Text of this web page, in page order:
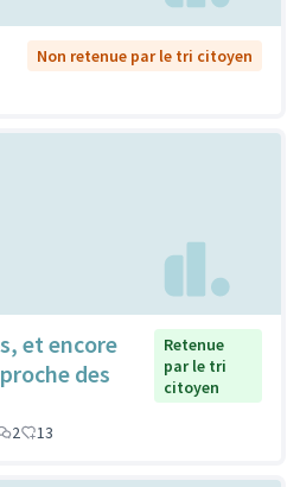
Non retenue par le tri citoyen
et encore
des
Retenue
par le tri
citoyen
2 13